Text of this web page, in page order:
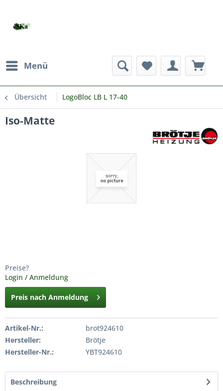
Menü
Übersicht LogoBloc LB L 17-40
Iso-Matte
Preise?
Login / Anmeldung
Preis nach Anmeldung
Artikel-Nr.:
brot924610
Hersteller:
Brötje
Hersteller-Nr.:
YBT924610
Beschreibung